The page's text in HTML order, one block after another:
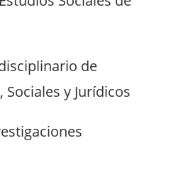
de
y Jurídicos